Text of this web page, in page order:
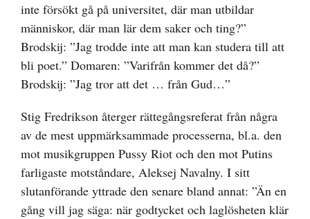
inte försökt gå på universitet, där man utbildar
människor, där man lär dem saker och ting?”
Brodskij: ”Jag trodde inte att man kan studera till att
bli poet.” Domaren: ”Varifrån kommer det då?”
Brodskij: ”Jag tror att det … från Gud…”
Stig Fredrikson återger rättegångsreferat från några
av de mest uppmärksammade processerna, bl.a. den
mot musikgruppen Pussy Riot och den mot Putins
farligaste motståndare, Aleksej Navalny. I sitt
slutanförande yttrade den senare bland annat: ”Än en
gång vill jag säga: när godtycket och laglösheten klär